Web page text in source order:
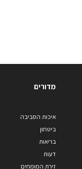
מדורים
איכות הסביבה
ביטחון
בריאות
דעות
זירת המומחים